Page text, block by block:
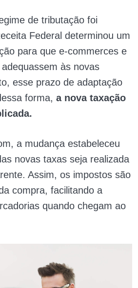
de tributação foi
Federal determinou um
para que e-commerces e
às novas
esse prazo de adaptação
forma, a nova taxação
a mudança estabeleceu
novas taxas seja realizada
Assim, os impostos são
compra, facilitando a
quando chegam ao